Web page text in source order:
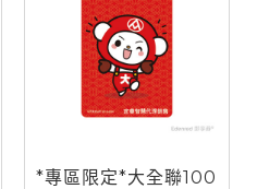
*專區限定*大全聯100